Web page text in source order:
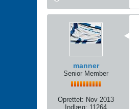
manner
Senior Member
Oprettet: Nov 2013
Indlæg: 11264